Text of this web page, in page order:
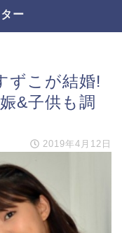
ー
ずこが結婚!
&子供も調
2019年4月12日